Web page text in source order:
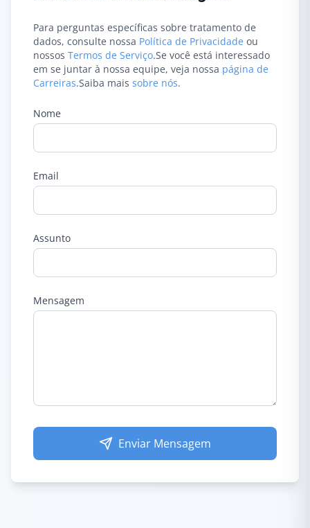
Para perguntas específicas sobre tratamento de
dados, consulte nossa Política de Privacidade ou
nossos Termos de Serviço.Se você está interessado
em se juntar à nossa equipe, veja nossa página de
Carreiras.Saiba mais sobre nós.
Nome
Email
Assunto
Mensagem
Enviar Mensagem